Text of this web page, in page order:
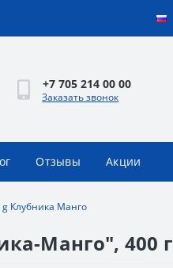
+7 705 214 00 00
Заказать звонок
Отзывы Акции
g Клубника Манго
Манго", 400 г